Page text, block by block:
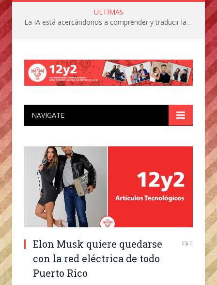
ULTIMAS
La IA está acercándonos a comprender y traducir las vocalizaciones y comportamientos de nuestras mascotas
NAVIGATE
Elon Musk quiere quedarse
con la red eléctrica de todo
Puerto Rico
0